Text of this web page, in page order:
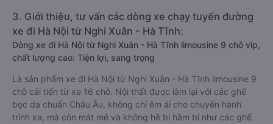
3. Giới thiệu, tư vấn các dòng xe chạy tuyến đường
xe đi Hà Nội từ Nghi Xuân - Hà Tĩnh:
Dòng xe đi Hà Nội từ Nghi Xuân - Hà Tĩnh limousine 9 chỗ vip,
chất lượng cao: Tiện lợi, sang trọng
Là sản phẩm xe đi Hà Nội từ Nghi Xuân - Hà Tĩnh limousine 9
chỗ cải tiến từ xe 16 chỗ. Nội thất được làm lại với các ghế
bọc da chuẩn Châu Âu, không chỉ êm ái cho chuyến hành
trình xa, mà còn mát mẻ và không hề bị hầm bí như các ghế